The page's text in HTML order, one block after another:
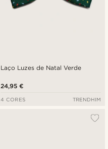
Laço Luzes de Natal Verde
24,95 €
4 CORES TRENDHIM